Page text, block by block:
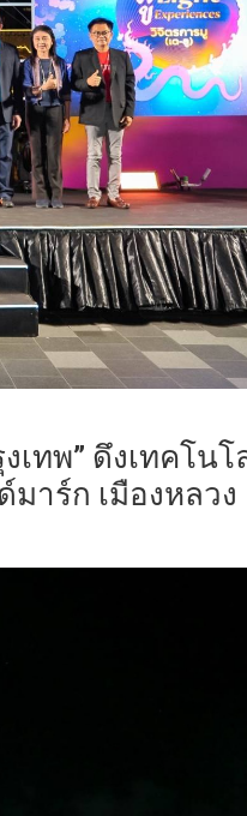
เทพ” ดึงเทคโนโ
าร์ก เมืองหลวง